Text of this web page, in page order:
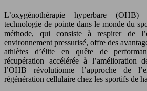
L’oxygénothérapie hyperbare
technologie de pointe dans le monde du
méthode, qui consiste à respirer de
environnement pressurisé, offre des
athlètes d’élite en quête de
récupération accélérée à l’amélioration
l’OHB révolutionne l’approche de
régénération cellulaire chez les sportifs de